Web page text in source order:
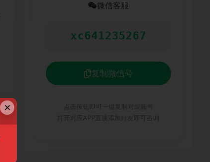
微信客服
xc641235267
复制微信号
×